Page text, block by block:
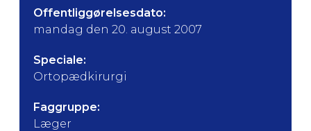
Offentliggørelsesdato:
mandag den 20. august 2007
Speciale:
Ortopædkirurgi
Faggruppe:
Læger